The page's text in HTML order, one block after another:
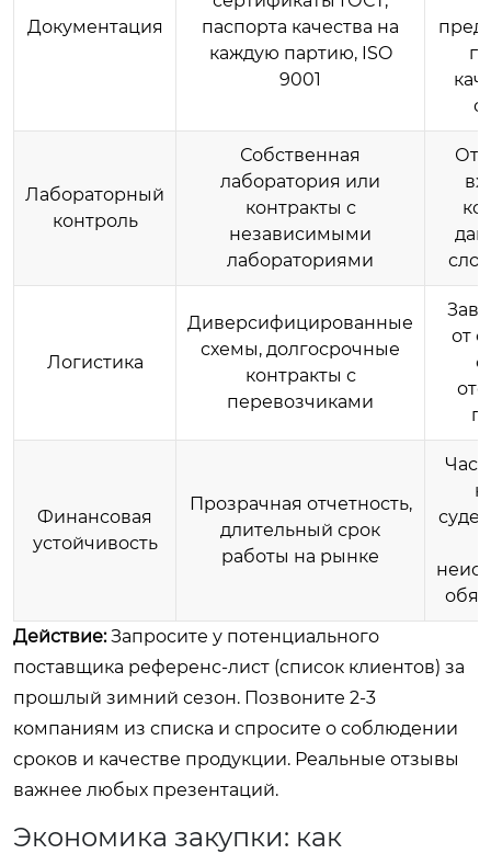
Документация
паспорта качества на
каждую партию, ISO
9001
Лабораторный
контроль
Собственная
лаборатория или
контракты с
независимыми
лабораториями
Логистика
Диверсифицированные
схемы, долгосрочные
контракты с
перевозчиками
от
Финансовая
устойчивость
Прозрачная отчетность,
длительный срок
работы на рынке
Действие:Запросите у потенциального
поставщика референс-лист (список клиентов) за
прошлый зимний сезон. Позвоните 2-3
компаниям из списка и спросите о соблюдении
сроков и качестве продукции. Реальные отзывы
важнее любых презентаций.
Экономика закупки: как